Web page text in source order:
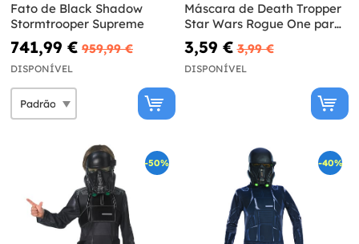
Fato de Black Shadow
Stormtrooper Supreme
741,99 € 959,99 €
DISPONÍVEL
Máscara de Death Tropper
Star Wars Rogue One para
criança
3,59 € 3,99 €
DISPONÍVEL
-50% -40%